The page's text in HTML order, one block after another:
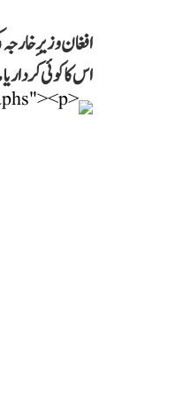
افغان وزیرِ
اس کا کوئی کردار